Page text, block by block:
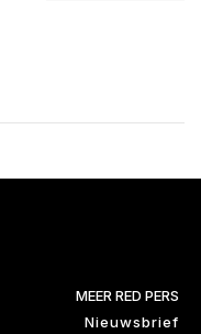
MEER RED PERS
Nieuwsbrief